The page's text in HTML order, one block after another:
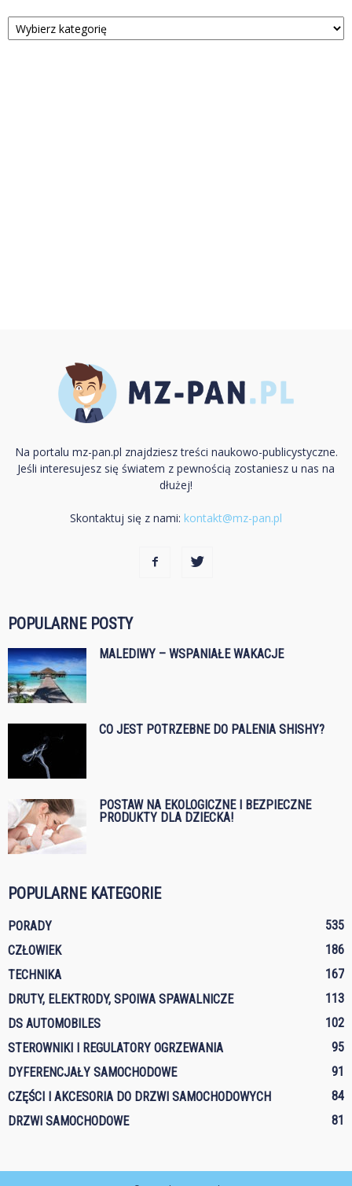
Kategorie
Na portalu mz-pan.pl znajdziesz treści naukowo-publicystyczne.
Jeśli interesujesz się światem z pewnością zostaniesz u nas na
dłużej!
Skontaktuj się z nami: kontakt@mz-pan.pl
POPULARNE POSTY
MALEDIWY – WSPANIAŁE WAKACJE
CO JEST POTRZEBNE DO PALENIA SHISHY?
POSTAW NA EKOLOGICZNE I BEZPIECZNE
PRODUKTY DLA DZIECKA!
POPULARNE KATEGORIE
PORADY
535
CZŁOWIEK
186
TECHNIKA
167
DRUTY, ELEKTRODY, SPOIWA SPAWALNICZE
113
DS AUTOMOBILES
102
STEROWNIKI I REGULATORY OGRZEWANIA
95
DYFERENCJAŁY SAMOCHODOWE
91
CZĘŚCI I AKCESORIA DO DRZWI SAMOCHODOWYCH
84
DRZWI SAMOCHODOWE
81